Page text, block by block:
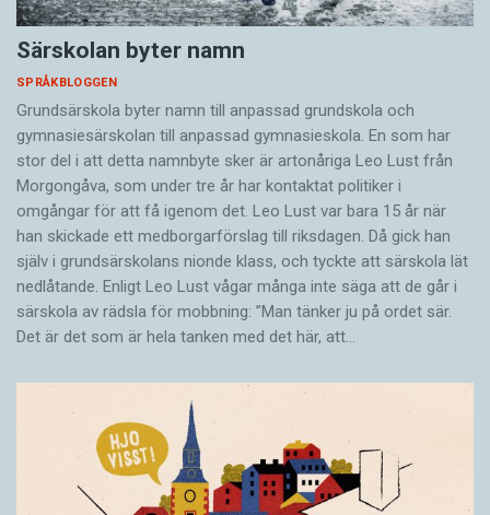
Särskolan byter namn
SPRÅKBLOGGEN
Grundsärskola byter namn till anpassad grundskola och
gymnasiesärskolan till anpassad gymnasieskola. En som har
stor del i att detta namnbyte sker är artonåriga Leo Lust från
Morgongåva, som under tre år har kontaktat politiker i
omgångar för att få igenom det. Leo Lust var bara 15 år när
han skickade ett medborgarförslag till riksdagen. Då gick han
själv i grundsärskolans nionde klass, och tyckte att särskola lät
nedlåtande. Enligt Leo Lust vågar många inte säga att de går i
särskola av rädsla för mobbning: ”Man tänker ju på ordet sär.
Det är det som är hela tanken med det här, att…